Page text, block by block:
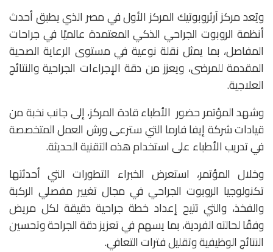
ويُعد مركز آرثروبوتيك المركز الأول في مصر الذي يطبق أحدث
أنظمة الروبوت الجراحي الذكي المعتمدة عالميًا في جراحات
المفاصل، بما يمثل نقلة نوعية في مستوى الرعاية الصحية
المقدمة للمرضى، ويعزز من دقة الإجراءات الجراحية والنتائج
العلاجية.
وشهد المؤتمر حضور الأطباء قادة المركز، إلى جانب نخبة من
قيادات شركة إيفا فارما التي سترعى ورش العمل المتخصصة
في تدريب الأطباء على استخدام هذه التقنية الحديثة.
وخلال المؤتمر، استعرض الخبراء التطورات التي أحدثتها
تكنولوجيا الروبوت الجراحي في مجال تغيير مفصلي الركبة
والفخذ، والتي تتيح إعداد خطة جراحية دقيقة لكل مريض
وفقًا لحالته الفردية، بما يسهم في تعزيز دقة الجراحة وتحسين
النتائج الوظيفية وتقليل فترات التعافي.